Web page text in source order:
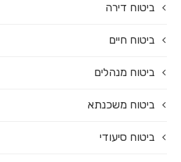
ביטוח דירה
ביטוח חיים
ביטוח מנהלים
ביטוח משכנתא
ביטוח סיעודי